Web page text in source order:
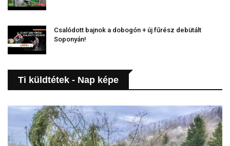
Csalódott bajnok a dobogón + új fűrész debütált
Soponyán!
Ti küldtétek - Nap képe